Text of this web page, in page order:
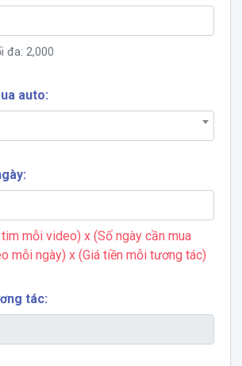
đa: 2,000
auto:
mỗi video) x (Số ngày cần mua
mỗi ngày) x (Giá tiền mỗi tương tác)
tác: